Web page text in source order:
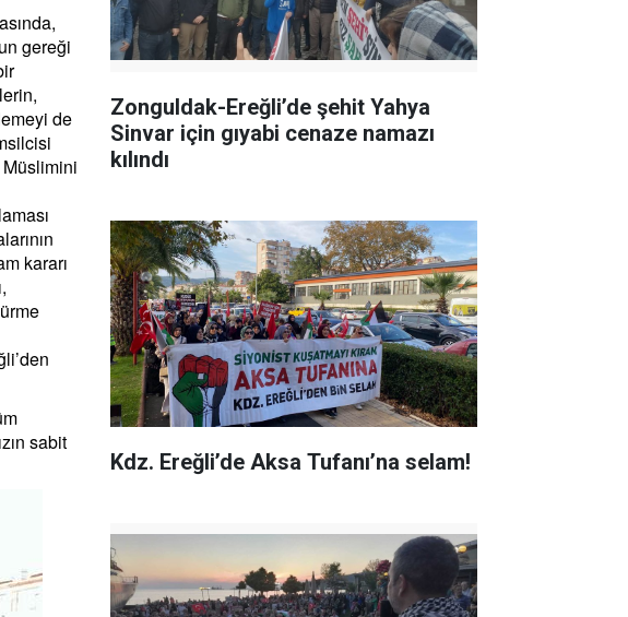
gereği
de
Müslimini
kararı
sabit
Zonguldak-Ereğli’de şehit Yahya
Sinvar için gıyabi cenaze namazı
kılındı
Kdz. Ereğli’de Aksa Tufanı’na selam!